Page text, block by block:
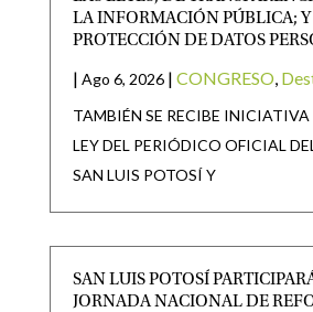
LA INFORMACIÓN PÚBLICA; Y
PROTECCIÓN DE DATOS
| Ago 6, 2026 | CONGRESO
TAMBIÉN SE RECIBE INICIATIVA
LEY DEL PERIÓDICO OFICIAL
SAN LUIS POTOSÍ Y
SAN LUIS POTOSÍ
JORNADA NACIONAL DE